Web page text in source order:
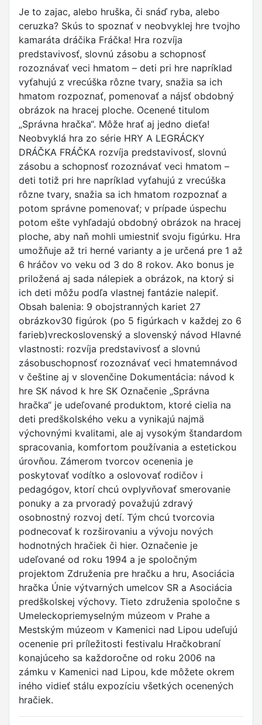
Je to zajac, alebo hruška, či snáď ryba, alebo
ceruzka? Skús to spoznať v neobvyklej hre tvojho
kamaráta dráčika Fráčka! Hra rozvíja
predstavivosť, slovnú zásobu a schopnosť
rozoznávať veci hmatom – deti pri hre napríklad
vyťahujú z vrecúška rôzne tvary, snažia sa ich
hmatom rozpoznať, pomenovať a nájsť obdobný
obrázok na hracej ploche. Ocenené titulom
„Správna hračka“. Môže hrať aj jedno dieťa!
Neobvyklá hra zo série HRY A LEGRÁCKY
DRÁČKA FRÁČKA rozvíja predstavivosť, slovnú
zásobu a schopnosť rozoznávať veci hmatom –
deti totiž pri hre napríklad vyťahujú z vrecúška
rôzne tvary, snažia sa ich hmatom rozpoznať a
potom správne pomenovať; v prípade úspechu
potom ešte vyhľadajú obdobný obrázok na hracej
ploche, aby naň mohli umiestniť svoju figúrku. Hra
umožňuje až tri herné varianty a je určená pre 1 až
6 hráčov vo veku od 3 do 8 rokov. Ako bonus je
priložená aj sada nálepiek a obrázok, na ktorý si
ich deti môžu podľa vlastnej fantázie nalepiť.
Obsah balenia: 9 obojstranných kariet 27
obrázkov30 figúrok (po 5 figúrkach v každej zo 6
farieb)vreckoslovenský a slovenský návod Hlavné
vlastnosti: rozvíja predstavivosť a slovnú
zásobuschopnosť rozoznávať veci hmatemnávod
v češtine aj v slovenčine Dokumentácia: návod k
hre SK návod k hre SK Označenie „Správna
hračka“ je udeľované produktom, ktoré cielia na
deti predškolského veku a vynikajú najmä
výchovnými kvalitami, ale aj vysokým štandardom
spracovania, komfortom používania a estetickou
úrovňou. Zámerom tvorcov ocenenia je
poskytovať vodítko a oslovovať rodičov i
pedagógov, ktorí chcú ovplyvňovať smerovanie
ponuky a za prvoradý považujú zdravý
osobnostný rozvoj detí. Tým chcú tvorcovia
podnecovať k rozširovaniu a vývoju nových
hodnotných hračiek či hier. Označenie je
udeľované od roku 1994 a je spoločným
projektom Združenia pre hračku a hru, Asociácia
hračka Únie výtvarných umelcov SR a Asociácia
predškolskej výchovy. Tieto združenia spoločne s
Umeleckopriemyselným múzeom v Prahe a
Mestským múzeom v Kamenici nad Lipou udeľujú
ocenenie pri príležitosti festivalu Hračkobraní
konajúceho sa každoročne od roku 2006 na
zámku v Kamenici nad Lipou, kde môžete okrem
iného vidieť stálu expozíciu všetkých ocenených
hračiek.